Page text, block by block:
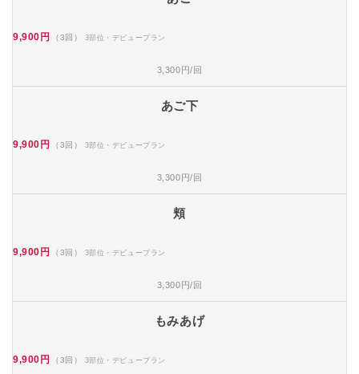
9,900円 （3回） 3部位・デビュープラン
3,300円/回
あご下
9,900円 （3回） 3部位・デビュープラン
3,300円/回
頬
9,900円 （3回） 3部位・デビュープラン
3,300円/回
もみあげ
9,900円 （3回） 3部位・デビュープラン